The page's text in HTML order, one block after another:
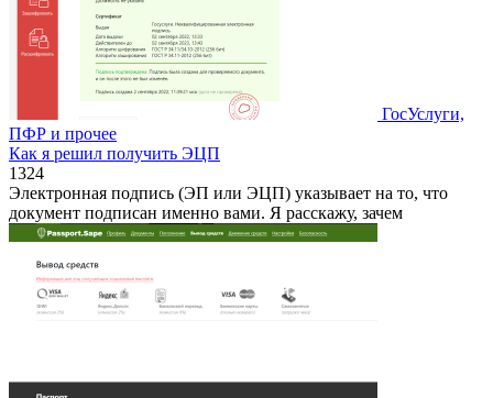
ГосУслуги,
ПФР и прочее
Как я решил получить ЭЦП
1324
Электронная подпись (ЭП или ЭЦП) указывает на то, что
документ подписан именно вами. Я расскажу, зачем